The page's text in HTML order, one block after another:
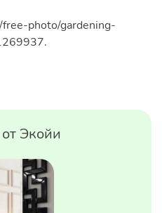
photo/gardening-
Экойи